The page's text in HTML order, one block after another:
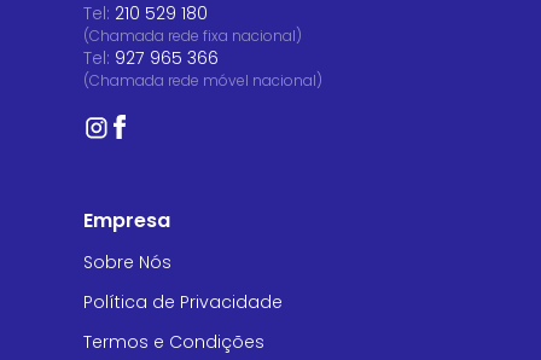
Tel: 210 529 180
(Chamada rede fixa nacional)
Tel: 927 965 366
(Chamada rede móvel nacional)
Empresa
Sobre Nós
Política de Privacidade
Termos e Condições